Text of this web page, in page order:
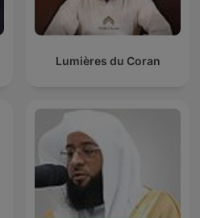
Lumières du Coran